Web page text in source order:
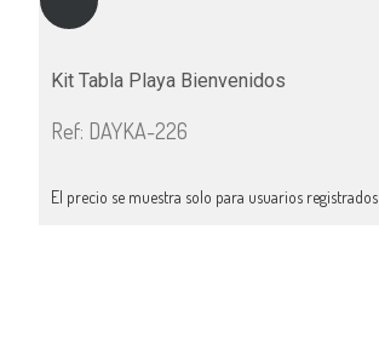
Kit Tabla Playa Bienvenidos
Ref: DAYKA-226
El precio se muestra solo para usuarios registrados